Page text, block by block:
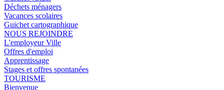
Déchets ménagers
Vacances scolaires
Guichet cartographique
NOUS REJOINDRE
L'employeur Ville
Offres d'emploi
Apprentissage
Stages et offres spontanées
TOURISME
Bienvenue